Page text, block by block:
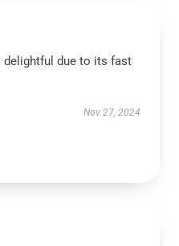
delightful due to its fast
Nov 27, 2024